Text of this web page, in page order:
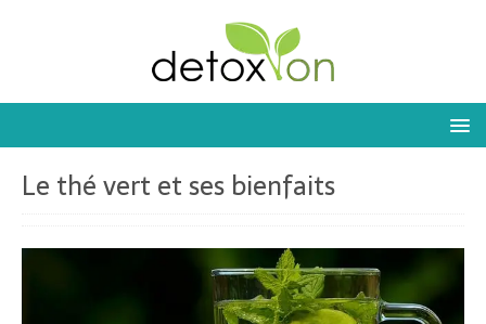
Le thé vert et ses bienfaits